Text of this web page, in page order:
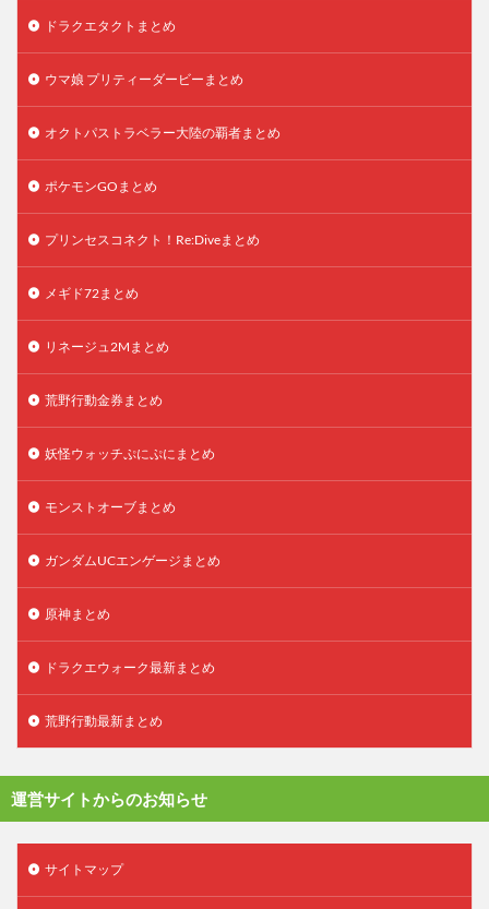
ドラクエタクトまとめ
ウマ娘 プリティーダービーまとめ
オクトパストラベラー大陸の覇者まとめ
ポケモンGOまとめ
プリンセスコネクト！Re:Diveまとめ
メギド72まとめ
リネージュ2Mまとめ
荒野行動金券まとめ
妖怪ウォッチぷにぷにまとめ
モンストオーブまとめ
ガンダムUCエンゲージまとめ
原神まとめ
ドラクエウォーク最新まとめ
荒野行動最新まとめ
運営サイトからのお知らせ
サイトマップ